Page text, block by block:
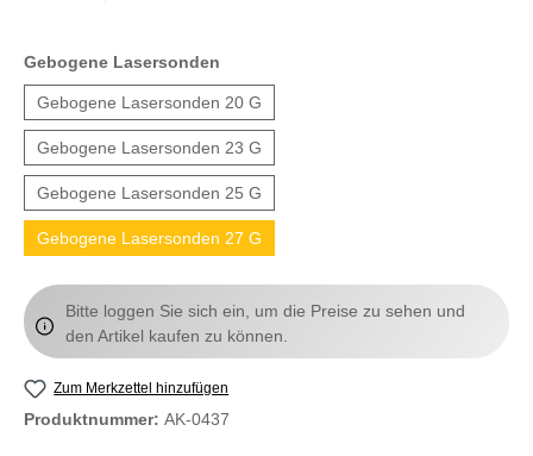
Gebogene Lasersonden
Gebogene Lasersonden 20 G
Gebogene Lasersonden 23 G
Gebogene Lasersonden 25 G
Gebogene Lasersonden 27 G
Bitte loggen Sie sich ein, um die Preise zu sehen und
den Artikel kaufen zu können.
Zum Merkzettel hinzufügen
Produktnummer: AK-0437